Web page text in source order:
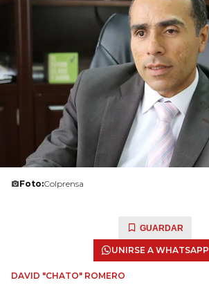
Foto:Colprensa
GUARDAR
UNIRSE A WHATSAPP
DAVID "CHATO" ROMERO